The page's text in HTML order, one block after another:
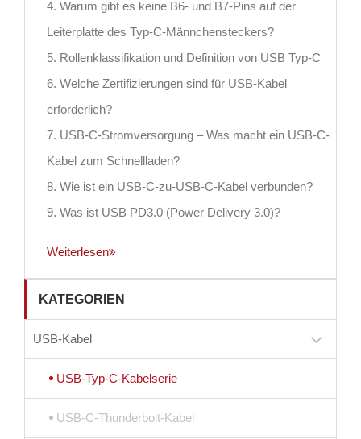
4. Warum gibt es keine B6- und B7-Pins auf der
Leiterplatte des Typ-C-Männchensteckers?
5. Rollenklassifikation und Definition von USB Typ-C
6. Welche Zertifizierungen sind für USB-Kabel
erforderlich?
7. USB-C-Stromversorgung – Was macht ein USB-C-
Kabel zum Schnellladen?
8. Wie ist ein USB-C-zu-USB-C-Kabel verbunden?
9. Was ist USB PD3.0 (Power Delivery 3.0)?
Weiterlesen
KATEGORIEN
USB-Kabel
USB-Typ-C-Kabelserie
USB-C-Thunderbolt-Kabel